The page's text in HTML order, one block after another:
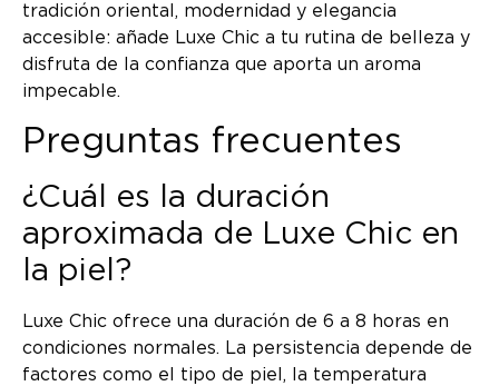
tradición oriental, modernidad y elegancia
accesible: añade Luxe Chic a tu rutina de belleza y
disfruta de la confianza que aporta un aroma
impecable.
Preguntas frecuentes
¿Cuál es la duración
aproximada de Luxe Chic en
la piel?
Luxe Chic ofrece una duración de 6 a 8 horas en
condiciones normales. La persistencia depende de
factores como el tipo de piel, la temperatura